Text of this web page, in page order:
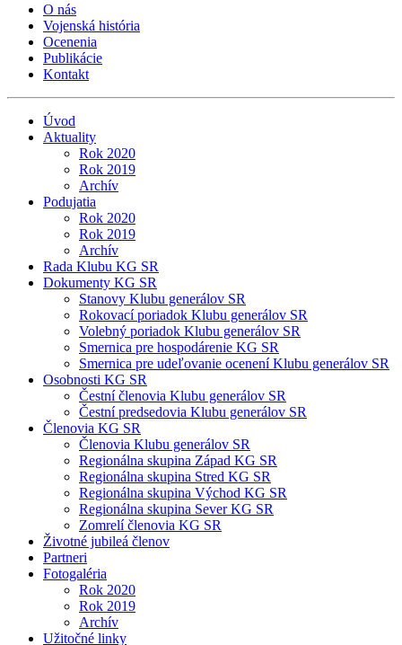
O nás
Vojenská história
Ocenenia
Publikácie
Kontakt
Úvod
Aktuality
Rok 2020
Rok 2019
Archív
Podujatia
Rok 2020
Rok 2019
Archív
Rada Klubu KG SR
Dokumenty KG SR
Stanovy Klubu generálov SR
Rokovací poriadok Klubu generálov SR
Volebný poriadok Klubu generálov SR
Smernica pre hospodárenie KG SR
Smernica pre udeľovanie ocenení Klubu generálov SR
Osobnosti KG SR
Čestní členovia Klubu generálov SR
Čestní predsedovia Klubu generálov SR
Členovia KG SR
Členovia Klubu generálov SR
Regionálna skupina Západ KG SR
Regionálna skupina Stred KG SR
Regionálna skupina Východ KG SR
Regionálna skupina Sever KG SR
Zomrelí členovia KG SR
Životné jubileá členov
Partneri
Fotogaléria
Rok 2020
Rok 2019
Archív
Užitočné linky